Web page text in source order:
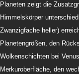
Planeten zeigt die
Himmelskörper
Zwanzigfache heller)
Planetengrößen, den
Wolkenschichten bei
Merkuroberfläche, den